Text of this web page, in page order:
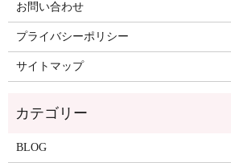
お問い合わせ
プライバシーポリシー
サイトマップ
BLOG